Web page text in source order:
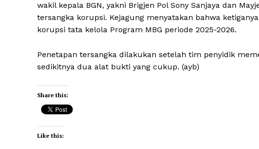
wakil kepala BGN, yakni Brigjen Pol Sony Sanjaya dan
tersangka korupsi. Kejagung menyatakan bahwa
korupsi tata kelola Program MBG periode 2025-2026.
Penetapan tersangka dilakukan setelah tim penyidik
sedikitnya dua alat bukti yang cukup. (ayb)
Share this:
Like this: